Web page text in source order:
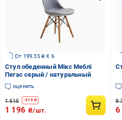
От 199.35 ₴ X 6
Стул обеденный Мікс Меблі
Пегас серый / натуральный
оценить
1 515 -319₴
1 196 ₴/шт.
8
6